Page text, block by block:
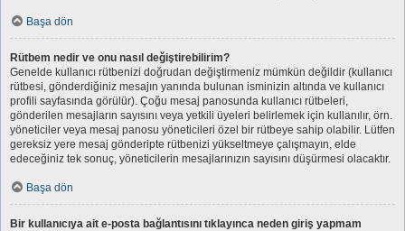
Başa dön
Rütbem nedir ve onu nasıl değiştirebilirim?
Genelde kullanıcı rütbenizi doğrudan değiştirmeniz mümkün değildir (kullanıcı
rütbesi, gönderdiğiniz mesajın yanında bulunan isminizin altında ve kullanıcı
profili sayfasında görülür). Çoğu mesaj panosunda kullanıcı rütbeleri,
gönderilen mesajların sayısını veya yetkili üyeleri belirlemek için kullanılır, örn.
yöneticiler veya mesaj panosu yöneticileri özel bir rütbeye sahip olabilir. Lütfen
gereksiz yere mesaj gönderipte rütbenizi yükseltmeye çalışmayın, elde
edeceğiniz tek sonuç, yöneticilerin mesajlarınızın sayısını düşürmesi olacaktır.
Başa dön
Bir kullanıcıya ait e-posta bağlantısını tıklayınca neden giriş yapmam